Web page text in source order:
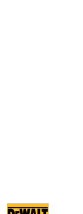
NARZĘDZIA